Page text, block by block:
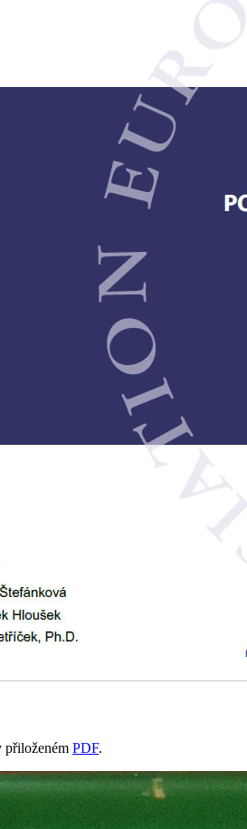
přiloženém PDF.